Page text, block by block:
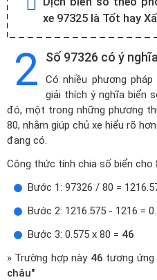
xe 97325 là Tốt hay
2 Số 97326 có ý
Có nhiều phương
giải thích ý nghĩa biển
đó, một trong những phương
80, nhằm giúp chủ xe hiểu rõ
đang có.
Công thức tính chia số biển cho
Bước 1: 97326 / 80 =
Bước 2: 1216.575 - 1216 =
Bước 3: 0.575 x 80 = 46
» Trường hợp này 46 tương ứng
châu"